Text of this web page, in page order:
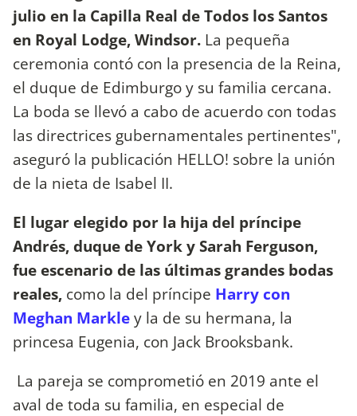
julio en la Capilla Real de Todos los Santos
en Royal Lodge, Windsor. La pequeña
ceremonia contó con la presencia de la Reina,
el duque de Edimburgo y su familia cercana.
La boda se llevó a cabo de acuerdo con todas
las directrices gubernamentales pertinentes",
aseguró la publicación HELLO! sobre la unión
de la nieta de Isabel II.
El lugar elegido por la hija del príncipe
Andrés, duque de York y Sarah Ferguson,
fue escenario de las últimas grandes bodas
reales, como la del príncipe Harry con
Meghan Markley la de su hermana, la
princesa Eugenia, con Jack Brooksbank.
La pareja se comprometió en 2019 ante el
aval de toda su familia, en especial de